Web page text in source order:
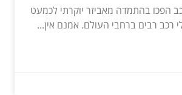
הפכו בהתמדה מאביזר יוקרתי לכמעט
רכב רבים ברחבי העולם. אמנם אין...